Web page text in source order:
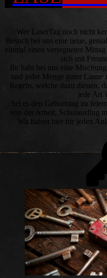
Wer LaserTag noch nicht
Besuch bei uns eine neue,
einmal einen verregneten
sich mit
Ihr habt bei uns eine
und jeder Menge guter
Regeln, welche dazu dienen,
jede Art
Sei es den Geburtstag zu
von der Arbeit, Schulausflug
Wir haben hier für jeden